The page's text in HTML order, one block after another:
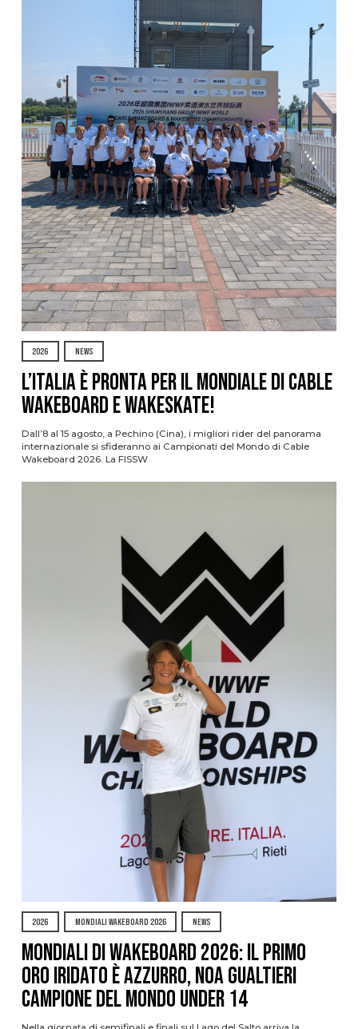
2026 NEWS
L’Italia è pronta per il Mondiale di Cable
Wakeboard e Wakeskate!
Dall’8 al 15 agosto, a Pechino (Cina), i migliori rider del panorama
internazionale si sfideranno ai Campionati del Mondo di Cable
Wakeboard 2026. La FISSW
2026 MONDIALI WAKEBOARD 2026 NEWS
Mondiali di Wakeboard 2026: il primo
oro iridato è azzurro, Noa Gualtieri
campione del mondo Under 14